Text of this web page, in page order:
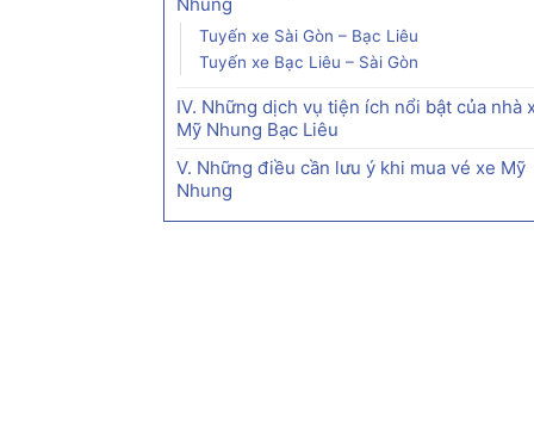
Tuyến xe Sài Gòn – Bạc Liêu
Tuyến xe Bạc Liêu – Sài Gòn
IV. Những dịch vụ tiện ích nổi bật của nhà
Mỹ Nhung Bạc Liêu
V. Những điều cần lưu ý khi mua vé xe Mỹ
Nhung